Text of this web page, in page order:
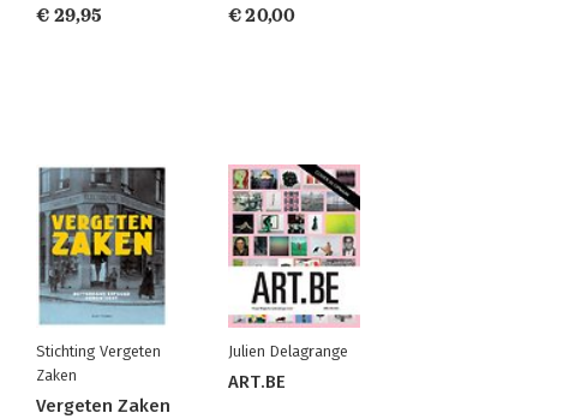
€ 29,95
€ 20,00
Stichting Vergeten
Zaken
Vergeten Zaken
Julien Delagrange
ART.BE